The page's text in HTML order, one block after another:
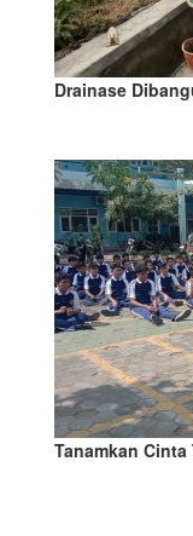
Drainase
Tanamkan